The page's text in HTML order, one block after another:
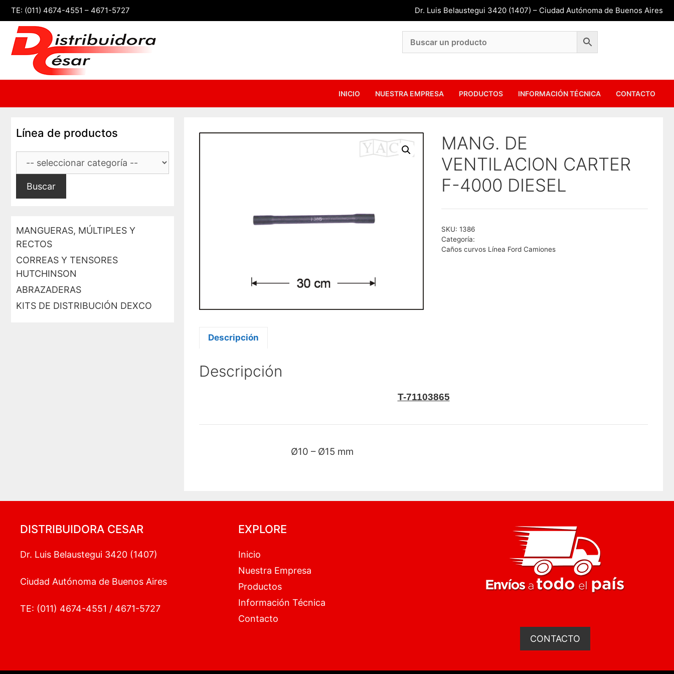
Saltar
contenido
Dr. Luis Belaustegui 3420 (1407) – Ciudad Autónoma de Buenos Aires
TE: (011) 4674-4551 – 4671-5727
INICIO NUESTRA EMPRESA PRODUCTOS INFORMACIÓN TÉCNICA CONTACTO
MANG. DE
VENTILACION CARTER
F-4000 DIESEL
SKU:1386
Categoría:
Caños curvos Línea Ford Camiones
Descripción
Descripción
T-71103865
Ø10 – Ø15 mm
Línea de productos
Buscar
MANGUERAS, MÚLTIPLES Y
RECTOS
CORREAS Y TENSORES
HUTCHINSON
ABRAZADERAS
KITS DE DISTRIBUCIÓN DEXCO
DISTRIBUIDORA CESAR
Dr. Luis Belaustegui 3420 (1407)
Ciudad Autónoma de Buenos Aires
TE: (011) 4674-4551 / 4671-5727
EXPLORE
Inicio
Nuestra Empresa
Productos
Información Técnica
Contacto
CONTACTO